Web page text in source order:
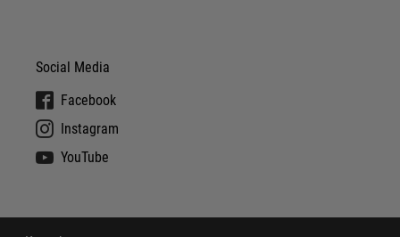
Social Media
Facebook
Instagram
YouTube